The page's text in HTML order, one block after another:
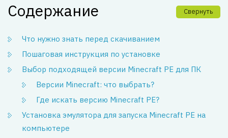
Содержание Свернуть
Что нужно знать перед скачиванием
Пошаговая инструкция по установке
Выбор подходящей версии Minecraft PE для ПК
Версии Minecraft: что выбрать?
Где искать версию Minecraft PE?
Установка эмулятора для запуска Minecraft PE на
компьютере